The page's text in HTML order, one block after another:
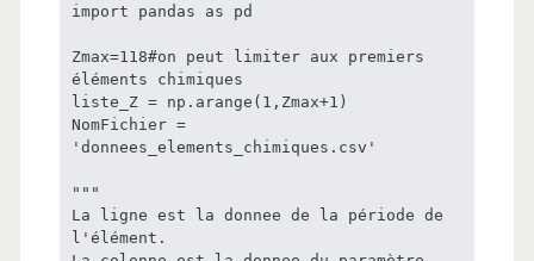
import pandas as pd
Zmax=118#on peut limiter aux premiers
éléments chimiques
liste_Z = np.arange(1,Zmax+1)
NomFichier =
'donnees_elements_chimiques.csv'
"""
La ligne est la donnee de la période de
l'élément.